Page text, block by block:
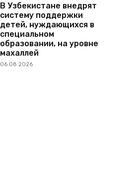
В Узбекистане внедрят
систему поддержки
детей, нуждающихся в
специальном
образовании, на уровне
махаллей
06.08.2026